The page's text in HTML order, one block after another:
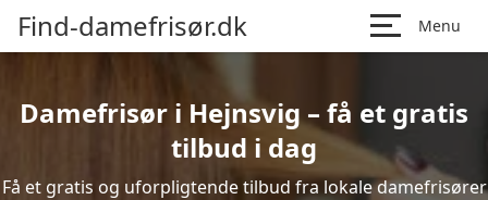
Find-damefrisør.dk Menu
Damefrisør i Hejnsvig – få et gratis
tilbud i dag
Få et gratis og uforpligtende tilbud fra lokale damefrisører